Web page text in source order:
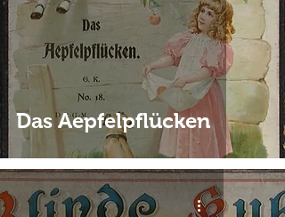
Das Aepfelpflücken